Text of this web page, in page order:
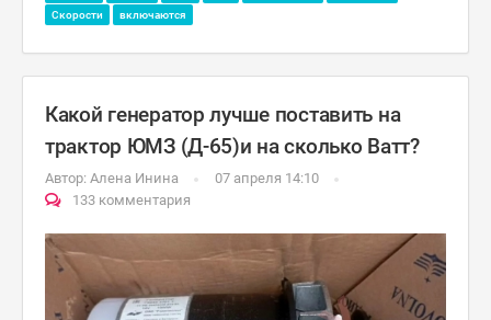
Скорости
включаются
Какой генератор лучше поставить на
трактор ЮМЗ (Д-65)и на сколько Ватт?
Автор: Алена Инина
07 апреля 14:10
133 комментария